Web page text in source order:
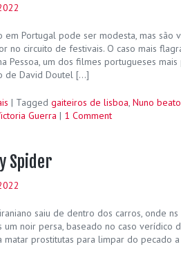
em Portugal pode ser modesta, mas são
no circuito de festivais. O caso mais
Pessoa, um dos filmes portugueses
de David Doutel […]
| Tagged gaiteiros de lisboa, Nuno beato
Guerra | 1 Comment
Spider
saiu de dentro dos carros, onde
um noir persa, baseado no caso verídico
matar prostitutas para limpar do pecado